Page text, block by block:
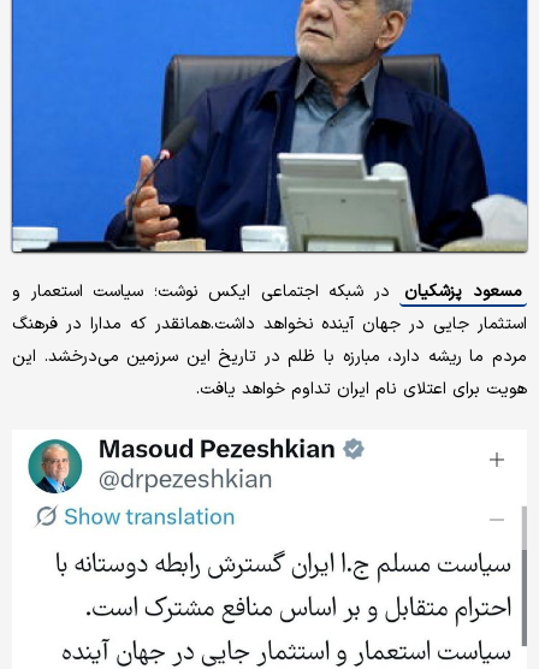
مسعود پزشکیان
در شبکه اجتماعی ایکس نوشت؛ سیاست استعمار و
استثمار جایی در جهان آینده نخواهد داشت.همانقدر که مدارا در فرهنگ
مردم ما ریشه دارد، مبارزه با ظلم در تاریخ این سرزمین می‌درخشد. این
هویت برای اعتلای نام ایران تداوم خواهد یافت.